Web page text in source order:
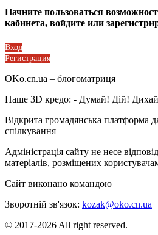
Начните пользоваться
кабинета, войдите или
Вход
Регистрация
OKo.cn.ua – блогоматриця
Наше 3D кредо: - Думай! Дій! Дихай
Відкрита громадянська платформа
спілкування
Адміністрація сайту не несе
матеріалів, розміщених
Сайт виконано командою
Зворотній зв'язок: kozak@oko.cn.ua
© 2017-2026 All right reserved.